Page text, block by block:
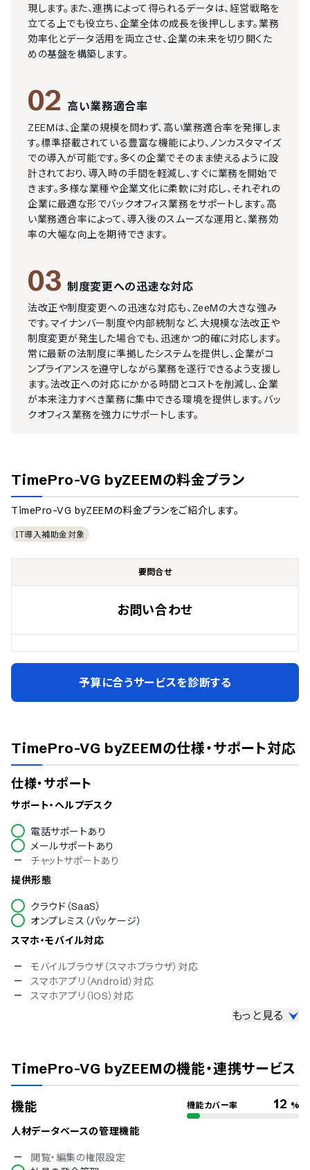
現します。また、連携によって得られるデータは、経営戦略を
立てる上でも役立ち、企業全体の成長を後押しします。業務
効率化とデータ活用を両立させ、企業の未来を切り開くた
めの基盤を構築します。
02 高い業務適合率
ZEEMは、企業の規模を問わず、高い業務適合率を発揮しま
す。標準搭載されている豊富な機能により、ノンカスタマイズ
での導入が可能です。多くの企業でそのまま使えるように設
計されており、導入時の手間を軽減し、すぐに業務を開始で
きます。多様な業種や企業文化に柔軟に対応し、それぞれの
企業に最適な形でバックオフィス業務をサポートします。高
い業務適合率によって、導入後のスムーズな運用と、業務効
率の大幅な向上を期待できます。
03 制度変更への迅速な対応
法改正や制度変更への迅速な対応も、ZeeMの大きな強み
です。マイナンバー制度や内部統制など、大規模な法改正や
制度変更が発生した場合でも、迅速かつ的確に対応します。
常に最新の法制度に準拠したシステムを提供し、企業がコ
ンプライアンスを遵守しながら業務を遂行できるよう支援し
ます。法改正への対応にかかる時間とコストを削減し、企業
が本来注力すべき業務に集中できる環境を提供します。バッ
クオフィス業務を強力にサポートします。
TimePro-VG byZEEMの料金プラン
TimePro-VG byZEEMの料金プランをご紹介します。
IT導入補助金対象
要問合せ
お問い合わせ
予算に合うサービスを診断する
TimePro-VG byZEEMの仕様・サポート対応
仕様・サポート
サポート・ヘルプデスク
電話サポートあり
メールサポートあり
チャットサポートあり
提供形態
クラウド（SaaS）
オンプレミス（パッケージ）
スマホ・モバイル対応
モバイルブラウザ（スマホブラウザ）対応
スマホアプリ（Android）対応
スマホアプリ（iOS）対応
冗長化
通信の暗号化
IP制限
二要素認証・二段階認証
シングルサインオン
もっと見る
TimePro-VG byZEEMの機能・連携サービス
機能 機能カバー率 12 %
人材データベースの管理機能
閲覧・編集の権限設定